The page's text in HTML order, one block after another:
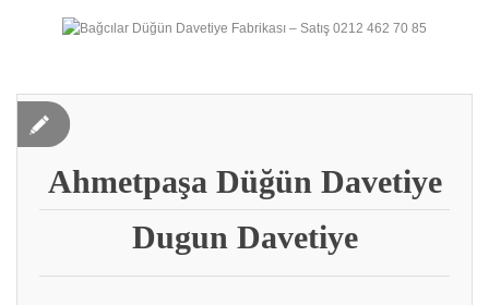
Ahmetpaşa Düğün Davetiye
Dugun Davetiye